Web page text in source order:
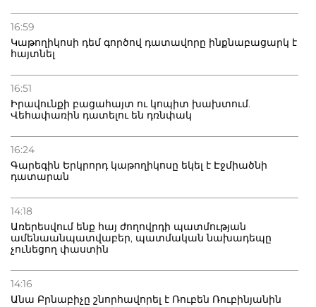
16:59
Կաթողիկոսի դեմ գործով դատավորը ինքնաբացարկ է
հայտնել
16:51
Իրավունքի բացահայտ ու կոպիտ խախտում.
Վեհափառին դատելու են դռնփակ
16:24
Գարեգին Երկրորդ կաթողիկոսը եկել է Էջմիածնի
դատարան
14:18
Առերեսվում ենք հայ ժողովրդի պատմության
ամենաանպատվաբեր, պատմական նախադեպը
չունեցող փաստին
14:16
Անա Բրնաբիչը շնորհավորել է Ռուբեն Ռուբինյանին